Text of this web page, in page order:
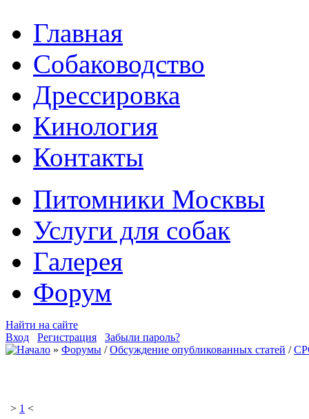
Главная
Собаководство
Дрессировка
Кинология
Контакты
Питомники Москвы
Услуги для собак
Галерея
Форум
Найти на сайте
Вход
Регистрация
Забыли пароль?
» Форумы /Обсуждение опубликованных статей /
> 1 <